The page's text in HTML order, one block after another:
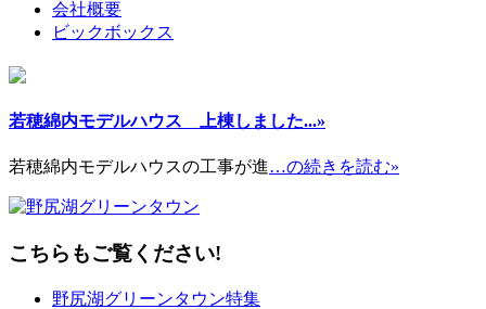
会社概要
ビックボックス
若穂綿内モデルハウス 上棟しました...»
若穂綿内モデルハウスの工事が進…の続きを読む»
こちらもご覧ください!
野尻湖グリーンタウン特集